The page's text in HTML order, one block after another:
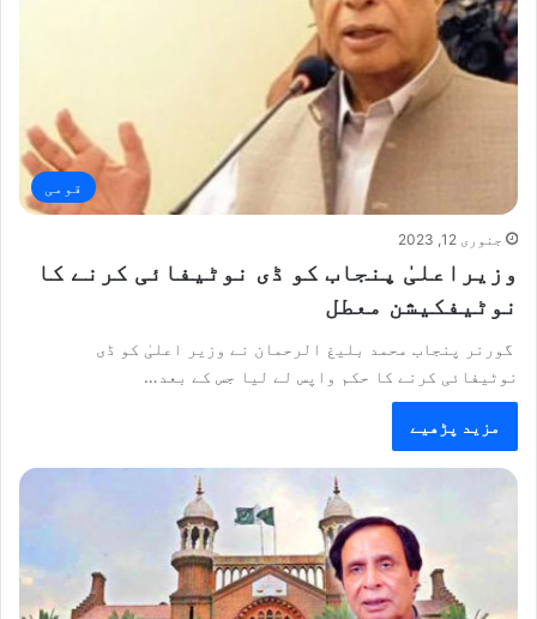
قومی
جنوری 12, 2023
وزیراعلیٰ پنجاب کو ڈی نوٹیفائی کرنے کا
نوٹیفکیشن معطل
گورنر پنجاب محمد بلیغ الرحمان نے وزیر اعلیٰ کو ڈی
نوٹیفائی کرنے کا حکم واپس لے لیا جس کے بعد…
مزید پڑھیے